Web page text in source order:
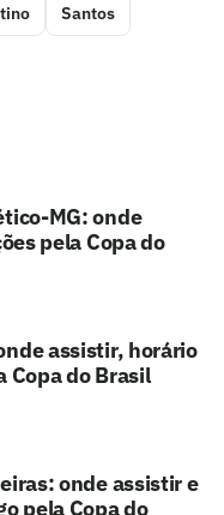
Santos
MG: onde
pela Copa do
assistir, horário
Copa do Brasil
onde assistir e
pela Copa do